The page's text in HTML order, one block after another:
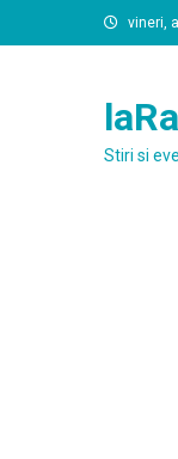
to
vineri,
Stiri si